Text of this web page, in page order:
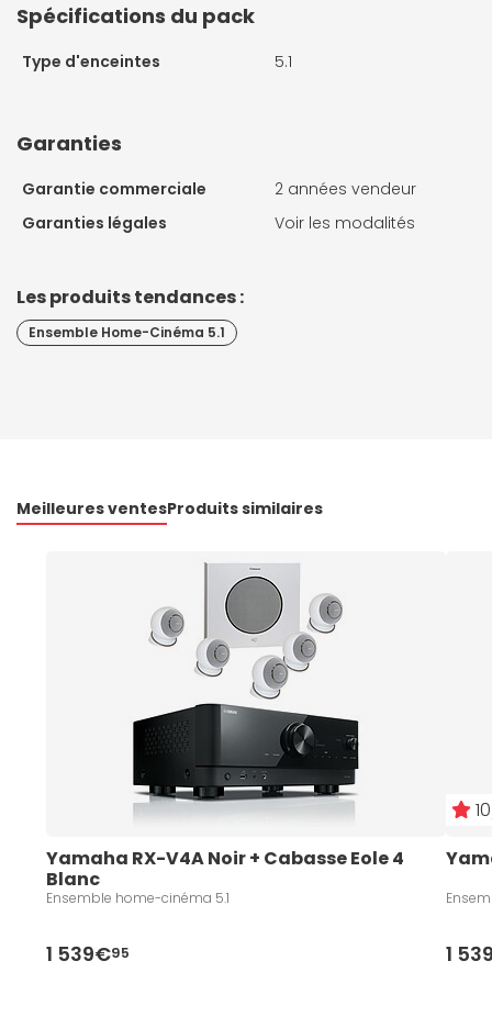
Spécifications du pack
Type d'enceintes 5.1
Garanties
Garantie commerciale
2 années vendeur
Garanties légales
Voir les modalités
Les produits tendances :
Ensemble Home-Cinéma 5.1
Meilleures ventesProduits similaires
Yamaha RX-V4A Noir + Cabasse Eole 4
Blanc
Ensemble home-cinéma 5.1
1 539€95 1